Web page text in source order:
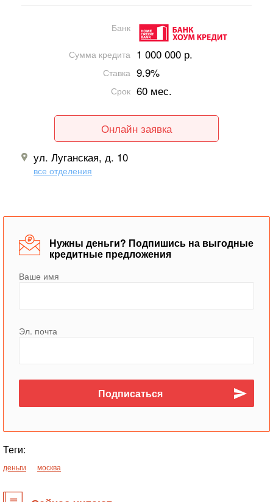
Банк
Сумма кредита 1 000 000 р.
Ставка 9.9%
Срок 60 мес.
Онлайн заявка
ул. Луганская, д. 10
все отделения
Нужны деньги? Подпишись на выгодные
кредитные предложения
Ваше имя
Эл. почта
Теги:
деньги москва